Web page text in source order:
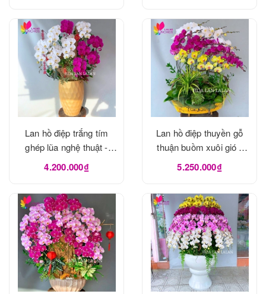
Lan hồ điệp trắng tím
ghép lũa nghệ thuật -
LHD1124
4.200.000₫
Lan hồ điệp thuyền gỗ
thuận buồm xuôi gió -
LHD1122
5.250.000₫